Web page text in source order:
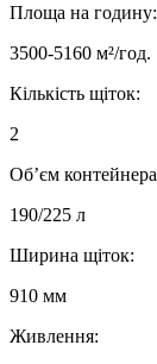
Площа на годину:
3500-5160 м²/год.
Кількість щіток:
2
Об’єм
190/225 л
Ширина щіток:
910 мм
Живлення: